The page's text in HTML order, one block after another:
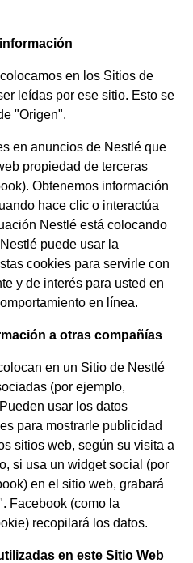
en los Sitios de
leídas por ese sitio. Esto se
"Origen".
en anuncios de Nestlé que
propiedad de terceras
Obtenemos información
hace clic o interactúa
Nestlé está colocando
puede usar la
cookies para servirle con
y de interés para usted en
en línea.
a otras compañías
en un Sitio de Nestlé
(por ejemplo,
usar los datos
para mostrarle publicidad
sitios web, según su visita a
si usa un widget social (por
en el sitio web, grabará
Facebook (como la
recopilará los datos.
en este Sitio Web